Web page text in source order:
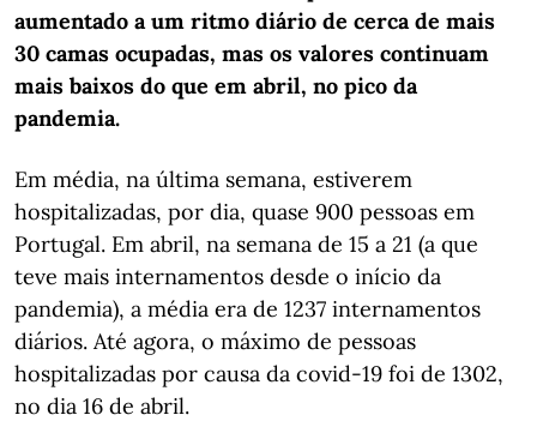
aumentado a um ritmo diário de cerca de mais
30 camas ocupadas, mas os valores continuam
mais baixos do que em abril, no pico da
pandemia.
Em média, na última semana, estiverem
hospitalizadas, por dia, quase 900 pessoas em
Portugal. Em abril, na semana de 15 a 21 (a que
teve mais internamentos desde o início da
pandemia), a média era de 1237 internamentos
diários. Até agora, o máximo de pessoas
hospitalizadas por causa da covid-19 foi de 1302,
no dia 16 de abril.